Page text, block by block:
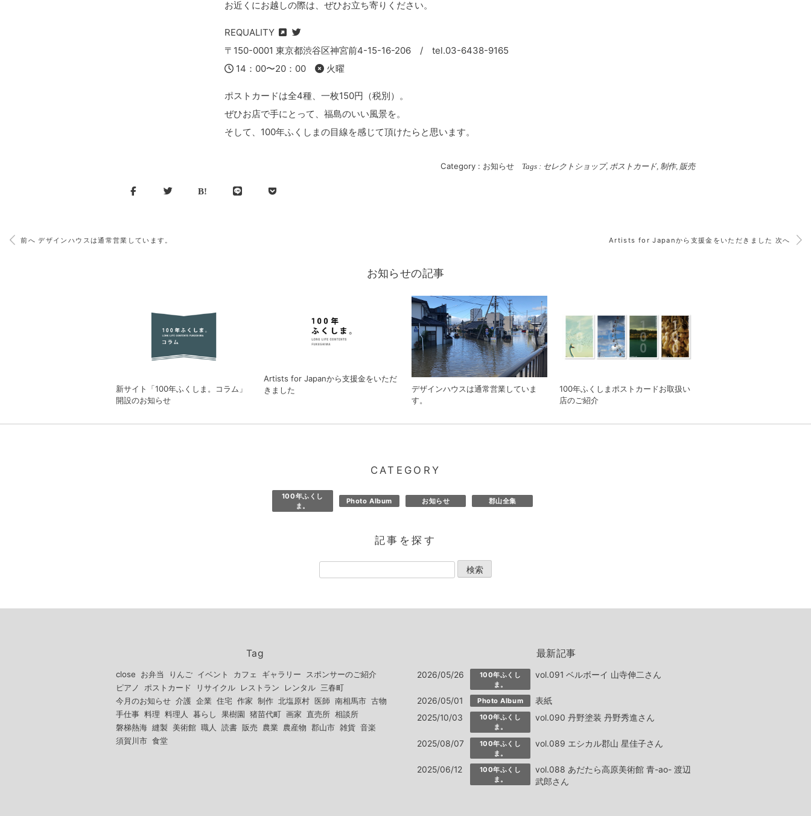
お近くにお越しの際は、ぜひお立ち寄りください。
REQUALITY
〒150-0001 東京都渋谷区神宮前4-15-16-206 / tel.03-6438-9165
14：00〜20：00
火曜
ポストカードは全4種、一枚150円（税別）。
ぜひお店で手にとって、福島のいい風景を。
そして、100年ふくしまの目線を感じて頂けたらと思います。
Category : お知らせ Tags : セレクトショップ, ポストカード, 制作, 販売
前へ デザインハウスは通常営業しています。 Artists for Japanから支援金をいただきました 次へ
お知らせの記事
新サイト「100年ふくしま。コラム」
開設のお知らせ
Artists for Japanから支援金をいただ
きました
デザインハウスは通常営業していま
す。
100年ふくしまポストカードお取扱い
店のご紹介
CATEGORY
100年ふくし
ま。
Photo Album お知らせ 郡山全集
記事を探す
Tag
close お弁当 りんご イベント カフェ ギャラリー
スポンサーのご紹介
ピアノ
ポストカード リサイクル レストラン レンタル 三春町
今月のお知らせ 介護 企業 住宅 作家 制作 北塩原村 医師 南相馬市 古物
手仕事 料理 料理人 暮らし 果樹園 猪苗代町 画家 直売所 相談所
磐梯熱海 縫製 美術館 職人 読書 販売 農業 農産物 郡山市 雑貨 音楽
須賀川市 食堂
最新記事
2026/05/26
100年ふくし
ま。
vol.091 ベルボーイ 山寺伸二さん
2026/05/01 Photo Album
表紙
2025/10/03
100年ふくし
ま。
vol.090 丹野塗装 丹野秀進さん
2025/08/07
100年ふくし
ま。
vol.089 エシカル郡山 星佳子さん
2025/06/12
100年ふくし
ま。
vol.088 あだたら高原美術館 青-ao- 渡辺
武郎さん